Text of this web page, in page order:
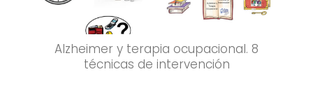
Alzheimer y terapia ocupacional. 8
técnicas de intervención